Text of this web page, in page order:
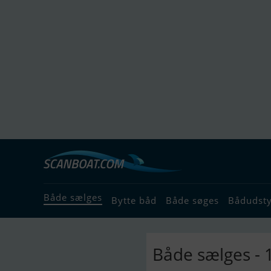
Både sælges Bytte båd Både søges
Både sælges -